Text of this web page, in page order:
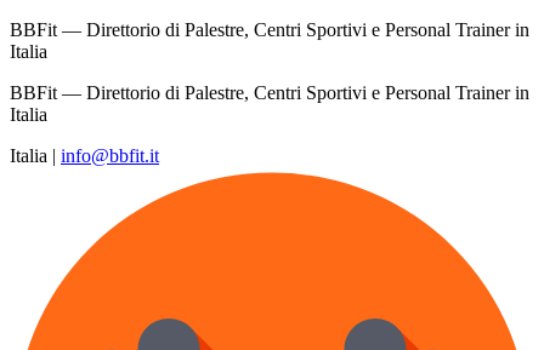
BBFit — Direttorio di Palestre, Centri Sportivi e Personal Trainer in
Italia
BBFit — Direttorio di Palestre, Centri Sportivi e Personal Trainer in
Italia
Italia | info@bbfit.it